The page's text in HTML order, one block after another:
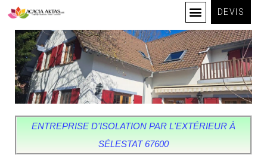
DEVIS
ENTREPRISE D'ISOLATION PAR L'EXTÉRIEUR À
SÉLESTAT 67600